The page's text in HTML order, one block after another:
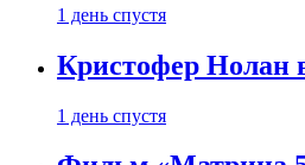
1 день спустя
Кристофер Нолан
1 день спустя